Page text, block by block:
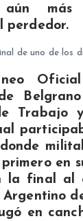
más
perdedor.
de uno de los
de
Trabajo
donde
en
la final al
en